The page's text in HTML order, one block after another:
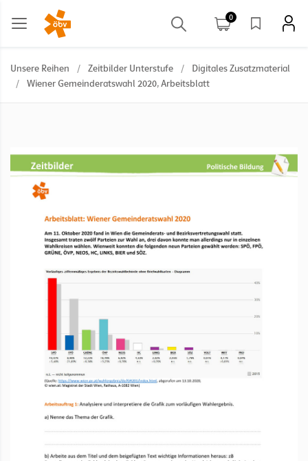
0
Unsere Reihen / Zeitbilder Unterstufe /
Digitales Zusatzmaterial
/
Wiener Gemeinderatswahl 2020, Arbeitsblatt